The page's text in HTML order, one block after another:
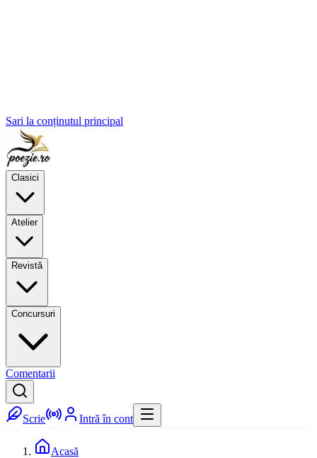
Sari la conținutul principal
Clasici
Atelier
Revistă
Concursuri
Comentarii
Scrie Intră în cont
Acasă